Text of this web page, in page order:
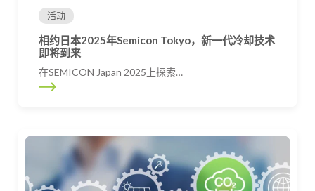
活动
相约日本2025年Semicon Tokyo，新一代冷却技术
即将到来
在SEMICON Japan 2025上探索…